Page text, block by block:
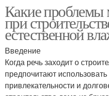
Какие проблемы
при
естественной
Введение
Когда речь заходит о
предпочитают
привлекательности и